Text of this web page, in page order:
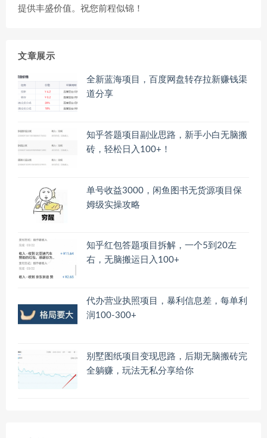
提供丰盛价值。祝您前程似锦！
文章展示
全新蓝海项目，百度网盘转存拉新赚钱渠
道分享
知乎答题项目副业思路，新手小白无脑搬
砖，轻松日入100+！
单号收益3000，闲鱼图书无货源项目保
姆级实操攻略
知乎红包答题项目拆解，一个5到20左
右，无脑搬运日入100+
代办营业执照项目，暴利信息差，每单利
润100-300+
别墅图纸项目变现思路，后期无脑搬砖完
全躺赚，玩法无私分享给你